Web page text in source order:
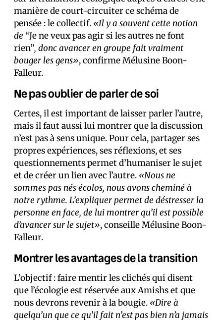
manière de court-circuiter ce schéma de
pensée : le collectif. «Il y a souvent cette notion
de “Je ne veux pas agir si les autres ne font
rien”, donc avancer en groupe fait vraiment
bouger les gens», confirme Mélusine Boon-
Falleur.
Ne pas oublier de parler de soi
Certes, il est important de laisser parler l’autre,
mais il faut aussi lui montrer que la discussion
n’est pas à sens unique. Pour cela, partager ses
propres expériences, ses réflexions, et ses
questionnements permet d’humaniser le sujet
et de créer un lien avec l’autre. «Nous ne
sommes pas nés écolos, nous avons cheminé à
notre rythme. L’expliquer permet de déstresser la
personne en face, de lui montrer qu’il est possible
d’avancer sur le sujet», conseille Mélusine Boon-
Falleur.
Montrer les avantages de la transition
L’objectif : faire mentir les clichés qui disent
que l’écologie est réservée aux Amishs et que
nous devrons revenir à la bougie. «Dire à
quelqu’un que ce qu’il fait n’est pas bien n’a jamais